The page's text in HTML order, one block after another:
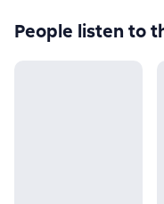
People listen to